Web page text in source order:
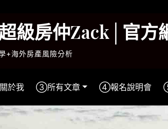
超級房仲Zack│官方
+海外房產風險分析
於我 ③所有文章 ④報名說明會